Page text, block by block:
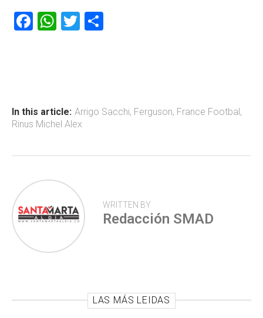
F
ok
W
p
p
T
tir
In this article: Arrigo Sacchi, Ferguson, France Footbal,
Rinus Michel Alex
WRITTEN BY
Redacción SMAD
LAS MÁS LEIDAS